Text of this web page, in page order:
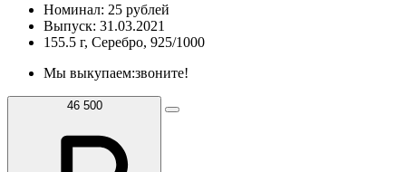
Номинал: 25 рублей
Выпуск: 31.03.2021
155.5 г, Серебро, 925/1000
Мы выкупаем:звоните!
46 500